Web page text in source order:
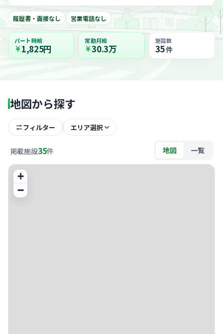
履歴書・面接なし 営業電話なし
パート時給
1,825円
常勤月給
30.3万
施設数
35件
地図から探す
フィルター エリア選択
掲載施設35件 地図 一覧
+
−